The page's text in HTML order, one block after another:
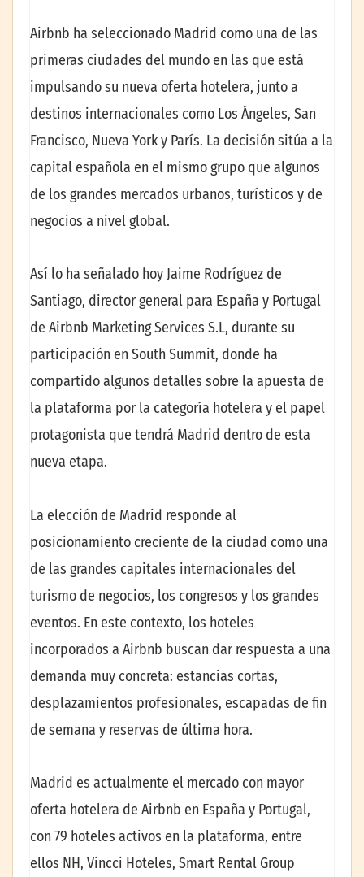
Airbnb ha seleccionado Madrid como una de las
primeras ciudades del mundo en las que está
impulsando su nueva oferta hotelera, junto a
destinos internacionales como Los Ángeles, San
Francisco, Nueva York y París. La decisión sitúa a la
capital española en el mismo grupo que algunos
de los grandes mercados urbanos, turísticos y de
negocios a nivel global.
Así lo ha señalado hoy Jaime Rodríguez de
Santiago, director general para España y Portugal
de Airbnb Marketing Services S.L, durante su
participación en South Summit, donde ha
compartido algunos detalles sobre la apuesta de
la plataforma por la categoría hotelera y el papel
protagonista que tendrá Madrid dentro de esta
nueva etapa.
La elección de Madrid responde al
posicionamiento creciente de la ciudad como una
de las grandes capitales internacionales del
turismo de negocios, los congresos y los grandes
eventos. En este contexto, los hoteles
incorporados a Airbnb buscan dar respuesta a una
demanda muy concreta: estancias cortas,
desplazamientos profesionales, escapadas de fin
de semana y reservas de última hora.
Madrid es actualmente el mercado con mayor
oferta hotelera de Airbnb en España y Portugal,
con 79 hoteles activos en la plataforma, entre
ellos NH, Vincci Hoteles, Smart Rental Group